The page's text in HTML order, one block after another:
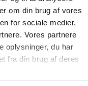
om din brug af vores
for sociale medier,
Vores partnere
oplysninger, du har
fra din brug af deres
Læg i kurv